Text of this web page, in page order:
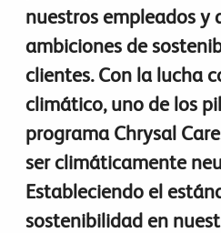
nuestros empleados y
ambiciones de
clientes. Con la lucha
climático, uno de los
programa Chrysal
ser climáticamente
Estableciendo el
sostenibilidad en